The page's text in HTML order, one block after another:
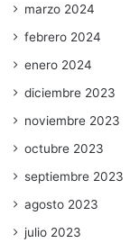
marzo 2024
febrero 2024
enero 2024
diciembre 2023
noviembre 2023
octubre 2023
septiembre 2023
agosto 2023
julio 2023